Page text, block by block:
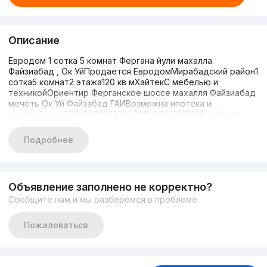
Описание
Евродом 1 сотка 5 комнат Фергана йули махалла
Файзиабад , Ок УйПродается ЕвродомМирабадский район1
сотка5 комнат2 этажа120 кв мХайтекС мебелью и
техникойОриентир Ферганское шоссе махалля Файзиабад
мечеть Ок Уй Файзабад ГАИВозможна ипотека и
кредитТел: +998-903333373+998-970812555Миробод
1 сотих• Хоналар сони: 5 та• Қаватлар сони: 2 кават•
Умумий майдони: 120 кв м• Хайтек• Мебель ва техникаси
Подробнее
Объявление заполнено не корректно?
Сообщите нам и мы разберёмся в проблеме
Пожаловаться